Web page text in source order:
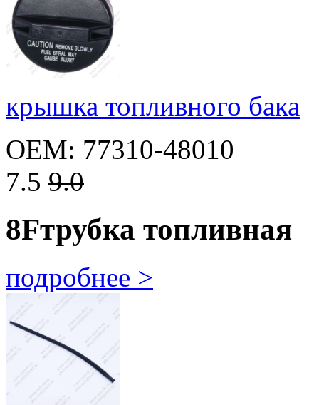
крышка топливного бака
OEM: 77310-48010
7.5 9.0
8Fтрубка топливная
подробнее >